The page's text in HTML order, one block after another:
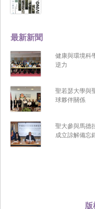
最新新聞
健康與環境科
逆力
聖若瑟大學與
球夥伴關係
聖大參與馬德
成立諒解備忘